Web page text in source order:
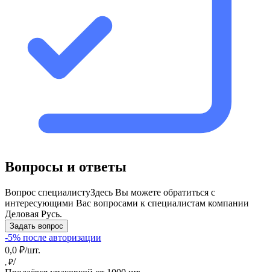
Вопросы и ответы
Вопрос специалистуЗдесь Вы можете обратиться с
интересующими Вас вопросами к специалистам компании
Деловая Русь.
Задать вопрос
-5% после авторизации
0,0 ₽/шт.
, ₽/